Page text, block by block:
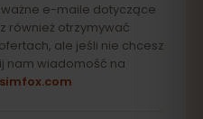
ważne e-maile dotyczące
również otrzymywać
ale jeśli nie chcesz
nam wiadomość na